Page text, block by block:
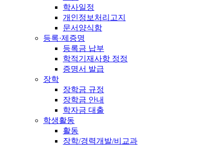
학사일정
개인정보처리고지
문서양식함
등록·제증명
등록금 납부
학적기재사항 정정
증명서 발급
장학
장학금 규정
장학금 안내
학자금 대출
학생활동
활동
장학/경력개발/비교과